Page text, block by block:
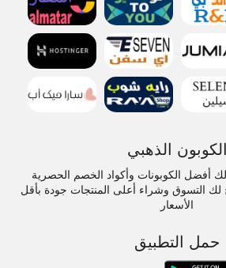
الكوبون الذهبي
أفضل الكوبونات وأكواد الخصم الحصرية
لك التسوق وشراء أعلى المنتجات جودة بأقل
الأسعار
حمل التطبيق